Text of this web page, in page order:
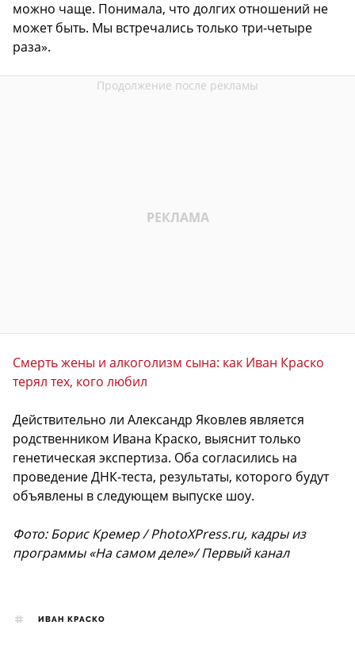
можно чаще. Понимала, что долгих отношений не
может быть. Мы встречались только три-четыре
раза».
Смерть жены и алкоголизм сына: как Иван Краско
терял тех, кого любил
Действительно ли Александр Яковлев является
родственником Ивана Краско, выяснит только
генетическая экспертиза. Оба согласились на
проведение ДНК-теста, результаты, которого будут
объявлены в следующем выпуске шоу.
Фото: Борис Кремер / PhotoXPress.ru, кадры из
программы «На самом деле»/ Первый канал
ИВАН КРАСКО